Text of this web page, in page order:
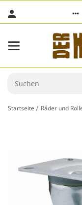
Startseite Räder und